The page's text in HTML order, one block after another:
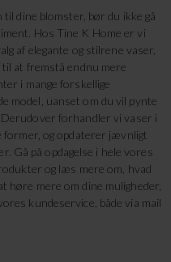
til dine blomster, bør du ikke gå
Hos Tine K Home er vi
af elegante og stilrene vaser,
at fremstå endnu mere
i mange forskellige
model, uanset om du vil pynte
forhandler vi vaser i
former, og opdaterer jævnligt
Gå på opdagelse i hele vores
og læs mere om, hvad
høre mere om dine muligheder,
kundeservice, både via mail